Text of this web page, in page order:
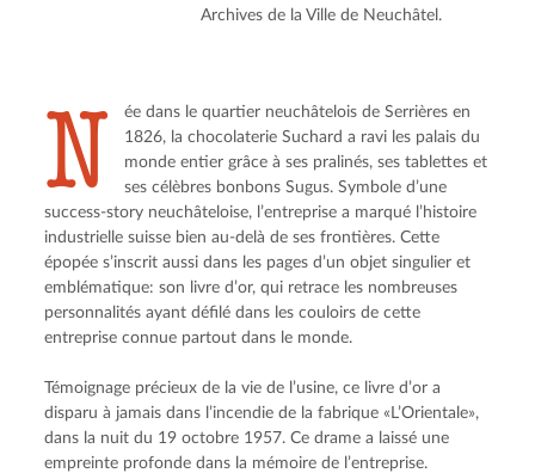
Archives de la Ville de Neuchâtel.
N
ée dans le quartier neuchâtelois de Serrières en
1826, la chocolaterie Suchard a ravi les palais du
monde entier grâce à ses pralinés, ses tablettes et
ses célèbres bonbons Sugus. Symbole d’une
success-story neuchâteloise, l’entreprise a marqué l’histoire
industrielle suisse bien au-delà de ses frontières. Cette
épopée s’inscrit aussi dans les pages d’un objet singulier et
emblématique: son livre d’or, qui retrace les nombreuses
personnalités ayant défilé dans les couloirs de cette
entreprise connue partout dans le monde.
Témoignage précieux de la vie de l’usine, ce livre d’or a
disparu à jamais dans l’incendie de la fabrique «L’Orientale»,
dans la nuit du 19 octobre 1957. Ce drame a laissé une
empreinte profonde dans la mémoire de l’entreprise.